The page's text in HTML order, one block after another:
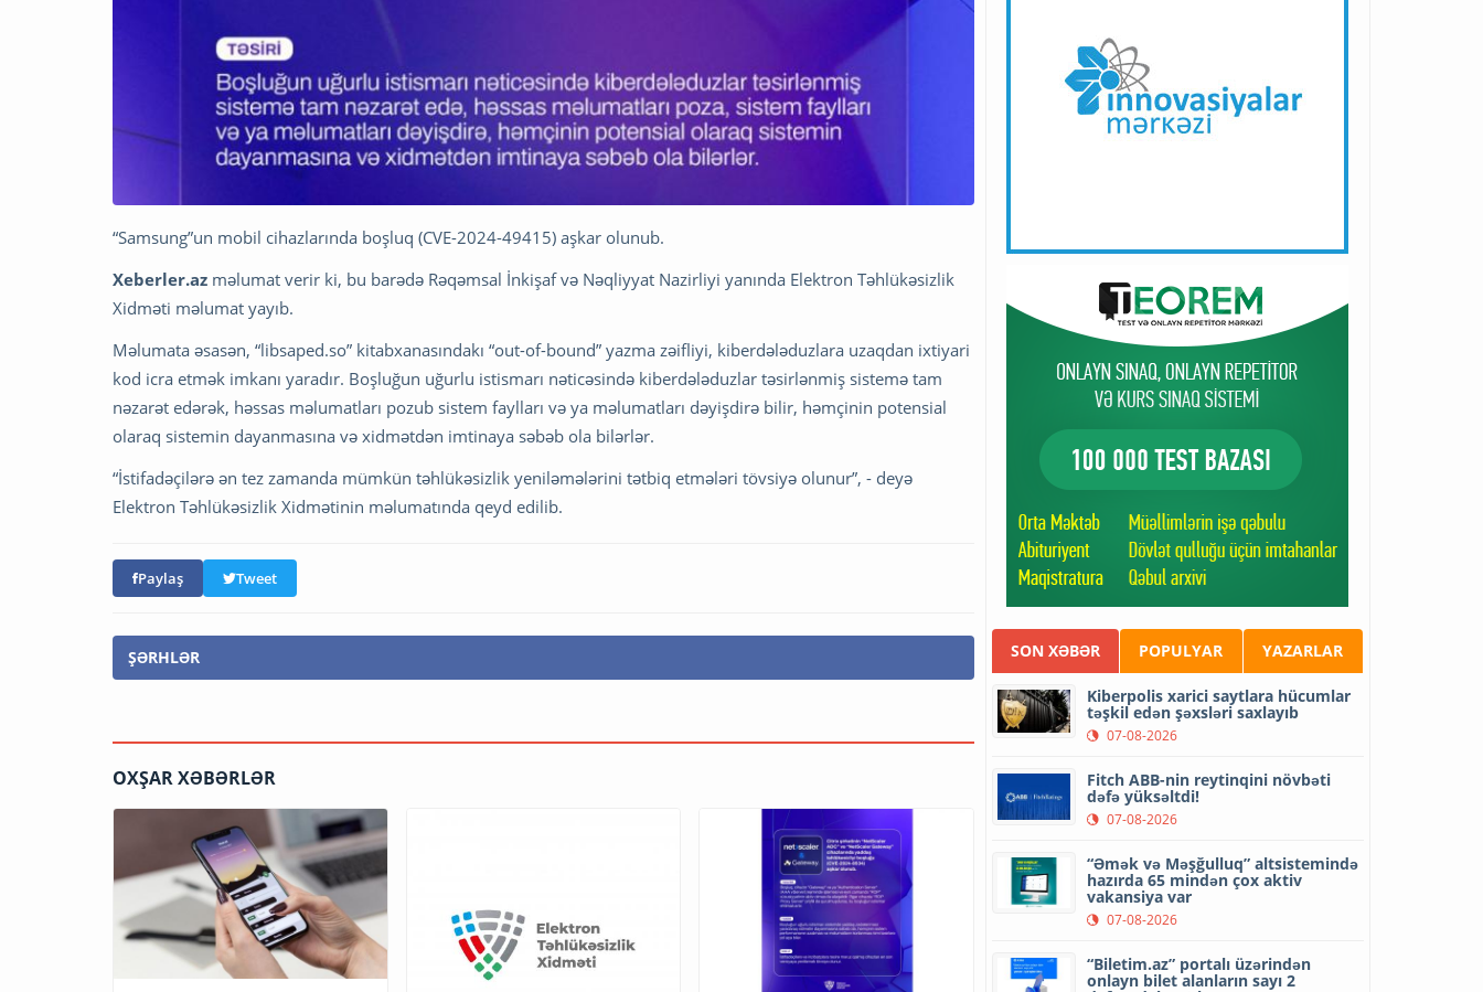
“Samsung”un mobil cihazlarında boşluq (CVE-2024-49415) aşkar olunub.
Xeberler.az məlumat verir ki, bu barədə Rəqəmsal İnkişaf və Nəqliyyat Nazirliyi yanında Elektron Təhlükəsizlik
Xidməti məlumat yayıb.
Məlumata əsasən, “libsaped.so” kitabxanasındakı “out-of-bound” yazma zəifliyi, kiberdələduzlara uzaqdan ixtiyari
kod icra etmək imkanı yaradır. Boşluğun uğurlu istismarı nəticəsində kiberdələduzlar təsirlənmiş sistemə tam
nəzarət edərək, həssas məlumatları pozub sistem faylları və ya məlumatları dəyişdirə bilir, həmçinin potensial
olaraq sistemin dayanmasına və xidmətdən imtinaya səbəb ola bilərlər.
“İstifadəçilərə ən tez zamanda mümkün təhlükəsizlik yeniləmələrini tətbiq etmələri tövsiyə olunur”, - deyə
Elektron Təhlükəsizlik Xidmətinin məlumatında qeyd edilib.
Paylaş Tweet
ŞƏRHLƏR
OXŞAR XƏBƏRLƏR
SON XƏBƏR POPULYAR YAZARLAR
Kiberpolis xarici saytlara hücumlar
təşkil edən şəxsləri saxlayıb
07-08-2026
Fitch ABB-nin reytinqini növbəti
dəfə yüksəltdi!
07-08-2026
“Əmək və Məşğulluq” altsistemində
hazırda 65 mindən çox aktiv
vakansiya var
07-08-2026
“Biletim.az” portalı üzərindən
onlayn bilet alanların sayı 2